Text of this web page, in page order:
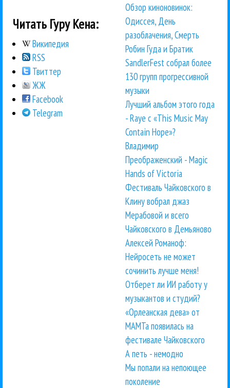
Читать Гуру Кена:
Википедия
RSS
Твиттер
ЖЖ
Facebook
Telegram
Обзор киноновинок:
Одиссея, День
разоблачения, Смерть
Робин Гуда и Братик
SandlerFest собрал более
130 групп прогрессивной
музыки
Лучший альбом этого года
- Raye с «This Music May
Contain Hope»?
Владимир
Преображенский - Magic
Hands of Victoria
Фестиваль Чайковского в
Клину вобрал джаз
Мерабовой и всего
Чайковского в Демьяново
Алексей Романоф:
Нейросеть не может
сочинить лучше меня!
Отберет ли ИИ работу у
музыкантов и студий?
«Орлеанская дева» от
МАМТа появилась на
фестивале Чайковского
А петь - немодно
Мы попали на непоющее
поколение